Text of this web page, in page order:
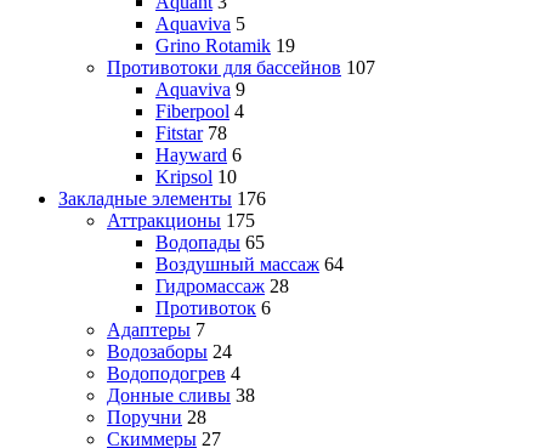
Aquaviva 5
Grino Rotamik 19
Противотоки для бассейнов 107
Aquaviva 9
Fiberpool 4
Fitstar 78
Hayward 6
Kripsol 10
Закладные элементы 176
Аттракционы 175
Водопады 65
Воздушный массаж 64
Гидромассаж 28
Противоток 6
Адаптеры 7
Водозаборы 24
Водоподогрев 4
Донные сливы 38
Поручни 28
Скиммеры 27